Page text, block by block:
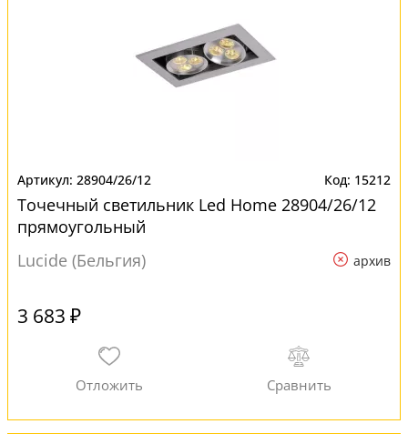
28904/26/12 15212
Точечный светильник Led Home 28904/26/12
прямоугольный
Lucide (Бельгия)
архив
3 683 ₽